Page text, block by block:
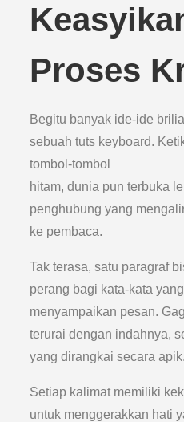
Proses
Begitu banyak ide-ide
sebuah tuts keyboard.
tombol-tombol
hitam, dunia pun terbuka
penghubung yang
ke pembaca.
Tak terasa, satu paragraf
perang bagi kata-kata
menyampaikan pesan.
terurai dengan indahnya,
yang dirangkai secara apik.
Setiap kalimat memiliki
untuk menggerakkan hati